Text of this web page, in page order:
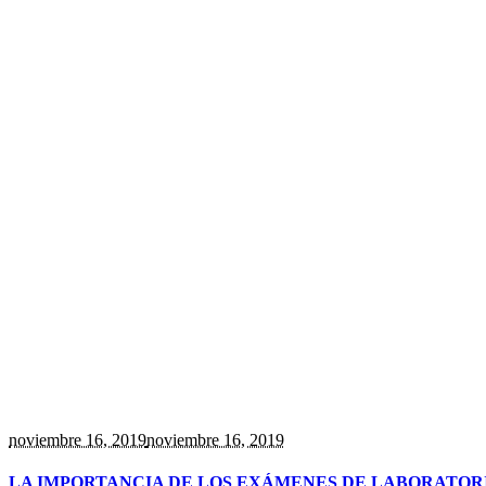
noviembre 16, 2019noviembre 16, 2019